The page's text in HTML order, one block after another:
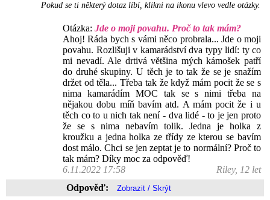
Pokud se ti některý dotaz líbí, klikni na ikonu vlevo vedle otázky.
Otázka: Jde o moji povahu. Proč to tak mám?
Ahoj! Ráda bych s vámi něco probrala... Jde o moji
povahu. Rozlišuji v kamarádství dva typy lidí: ty co
mi nevadí. Ale drtivá většina mých kámošek patří
do druhé skupiny. U těch je to tak že se je snažím
držet od těla... Třeba tak že když mám pocit že se s
nima kamarádím MOC tak se s nimi třeba na
nějakou dobu míň bavím atd. A mám pocit že i u
těch co to u nich tak není - dva lidé - to je jen proto
že se s nima nebavím tolik. Jedna je holka z
kroužku a jedna holka ze třídy ze kterou se bavím
dost málo. Chci se jen zeptat je to normální? Proč to
tak mám? Díky moc za odpověď!
6.11.2022 17:58
Riley, 12 let
Odpověď: